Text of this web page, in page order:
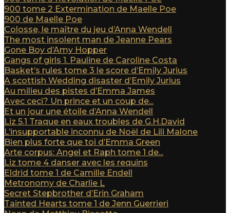
900 tome 2 Extermination de Maelle Poe
900 de Maelle Poe
Colosse, le maître du jeu d’Anna Wendell
The most insolent man de Jeanne Pears
Gone Boy d’Amy Hopper
Gangs of girls 1. Pauline de Caroline Costa
Basket’s rules tome 3 le score d’Emily Jurius
A scottish Wedding disaster d’Emily Jurius
Au milieu des pistes d’Emma James
Avec ceci? Un prince et un coup de...
Et un jour une étoile d’Anna Wendell
Liz 5.1 Traque en eaux troubles de G.H.David
L’insupportable inconnu de Noël de Lili Malone
Bien plus forte que toi d’Emma Green
Arte corpus: Angel et Raph tome 1 de...
Liz tome 4 danser avec les requins
Eldrid tome 1 de Camille Endell
Metronomy de Charlie L
Secret Stepbrother d’Erin Graham
Tainted Hearts tome 1 de Jenn Guerrieri